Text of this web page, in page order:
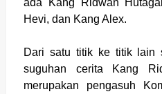
ada Kang Ridwan
Hevi, dan Kang Alex.
Dari satu titik ke titik lain
suguhan cerita Kang
merupakan pengasuh